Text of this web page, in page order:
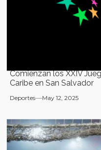
Comienzan los XXIV
Caribe en San Salvador
Deportes May 12, 2025